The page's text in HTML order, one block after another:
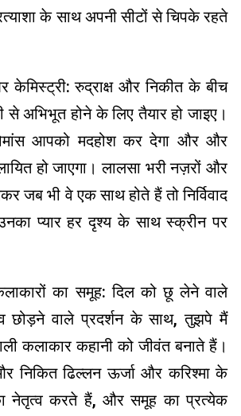
के साथ अपनी सीटों से चिपके रहते
केमिस्ट्री: रुद्राक्ष और निकीत के बीच
से अभिभूत होने के लिए तैयार हो जाइए।
आपको मदहोश कर देगा और और
हो जाएगा। लालसा भरी नज़रों और
जब भी वे एक साथ होते हैं तो निर्विवाद
प्यार हर दृश्य के साथ स्क्रीन पर
का समूह: दिल को छू लेने वाले
छोड़ने वाले प्रदर्शन के साथ, तुझपे मैं
कलाकार कहानी को जीवंत बनाते हैं।
निकित ढिल्लन ऊर्जा और करिश्मा के
नेतृत्व करते हैं, और समूह का प्रत्येक